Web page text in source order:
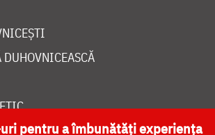
pentru a îmbunătăți experiența